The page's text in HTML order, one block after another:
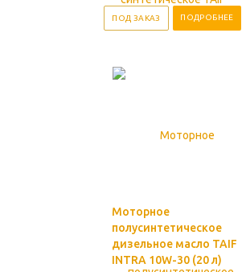
ПОД ЗАКАЗ ПОДРОБНЕЕ
Моторное
полусинтетическое
дизельное масло TAIF
INTRA 10W-30 (20 л)